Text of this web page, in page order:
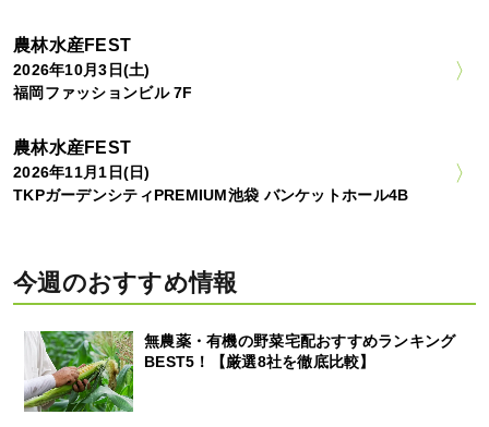
農林水産FEST
2026年10月3日(土)
福岡ファッションビル 7F
農林水産FEST
2026年11月1日(日)
TKPガーデンシティPREMIUM池袋 バンケットホール4B
今週のおすすめ情報
無農薬・有機の野菜宅配おすすめランキング
BEST5！【厳選8社を徹底比較】